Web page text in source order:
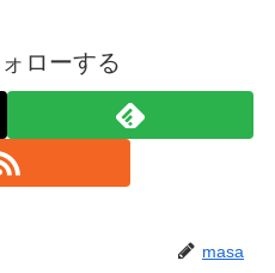
ローする
masa